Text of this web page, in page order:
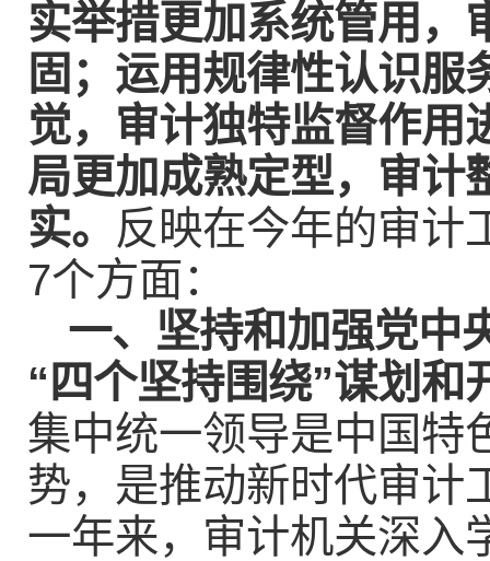
实举措更加系统管用，
固；运用规律性认识服
觉，审计独特监督作用
局更加成熟定型，审计
实。 反映在今年的审计
7个方面：
一、坚持和加强党中
“四个坚持围绕”谋划和
集中统一领导是中国特
势，是推动新时代审计
一年来，审计机关深入